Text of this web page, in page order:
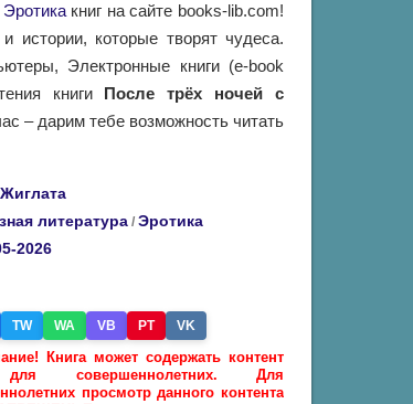
Эротикакниг на сайте books-lib.com!
которые творят чудеса.
Электронные книги (e-book
книги После трёх ночей с
– дарим тебе возможность читать
литература / Эротика
2026
TW WA VB PT VK
Книга может содержать контент
совершеннолетних. Для
просмотр данного контента